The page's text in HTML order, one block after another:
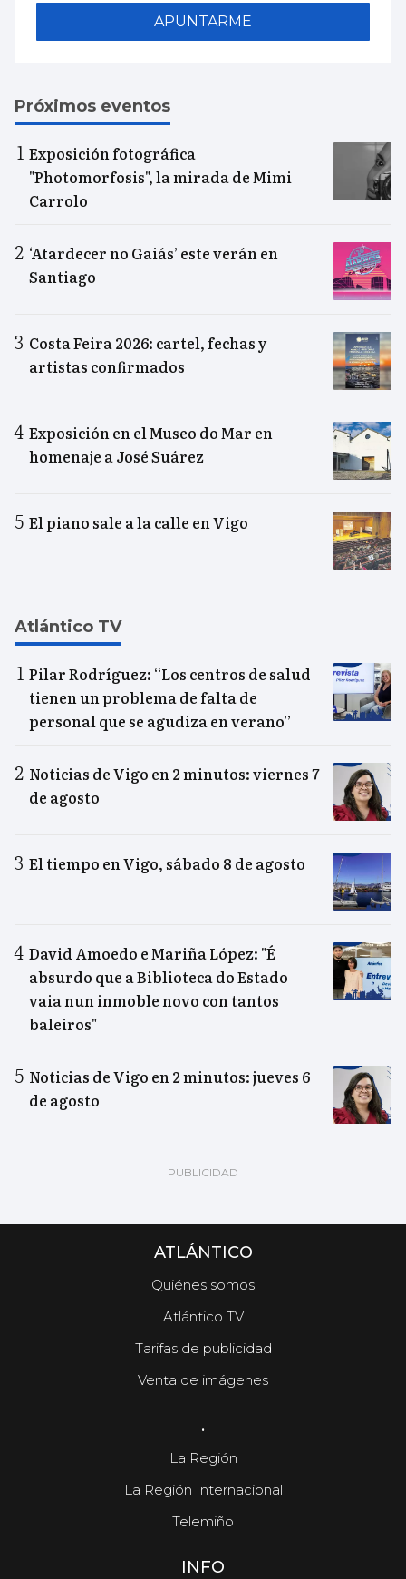
APUNTARME
Próximos eventos
Exposición fotográfica
"Photomorfosis", la mirada de Mimi
Carrolo
‘Atardecer no Gaiás’ este verán en
Santiago
Costa Feira 2026: cartel, fechas y
artistas confirmados
Exposición en el Museo do Mar en
homenaje a José Suárez
El piano sale a la calle en Vigo
Atlántico TV
Pilar Rodríguez: “Los centros de salud
tienen un problema de falta de
personal que se agudiza en verano”
Noticias de Vigo en 2 minutos: viernes 7
de agosto
El tiempo en Vigo, sábado 8 de agosto
David Amoedo e Mariña López: "É
absurdo que a Biblioteca do Estado
vaia nun inmoble novo con tantos
baleiros"
Noticias de Vigo en 2 minutos: jueves 6
de agosto
ATLÁNTICO
Quiénes somos
Atlántico TV
Tarifas de publicidad
Venta de imágenes
.
La Región
La Región Internacional
Telemiño
INFO